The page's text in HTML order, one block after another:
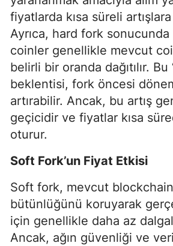
fiyatlarda kısa süreli
Ayrıca, hard fork
coinler genellikle mevcut
belirli bir oranda dağıtılır.
beklentisi, fork öncesi
artırabilir. Ancak, bu artış
geçicidir ve fiyatlar kısa
oturur.
Soft Fork’un Fiyat Etkisi
Soft fork, mevcut
bütünlüğünü koruyarak
için genellikle daha az
Ancak, ağın güvenliği ve